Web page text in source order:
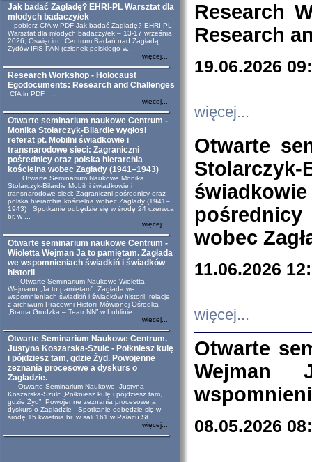
Jak badać Zagładę? EHRI-PL Warsztat dla
młodych badaczy/ek
pobierz CfA w PDF Jak badać Zagładę? EHRI-PL
Warsztat dla młodych badaczy/ek – 13-17 września
2026, Oświęcim Centrum Badań nad Zagładą
Żydów IFiS PAN (członek polskiego w...
więcej...
Research Workshop - Holocaust
Egodocuments: Research and Challenges
CfA in PDF ...
więcej...
Otwarte seminarium naukowe Centrum -
Monika Stolarczyk-Bilardie wygłosi
referat pt. Mobilni świadkowie i
transnarodowe sieci: Zagraniczni
pośrednicy oraz polska hierarchia
kościelna wobec Zagłady (1941–1943)
Otwarte Seminarium Naukowe Monika
Stolarczyk-Bilardie Mobilni świadkowie i
transnarodowe sieci: Zagraniczni pośrednicy oraz
polska hierarchia kościelna wobec Zagłady (1941–
1943) Spotkanie odbędzie się w środę 24 czerwca
br. w ...
więcej...
Otwarte seminarium naukowe Centrum -
Wioletta Wejman Ja to pamiętam. Zagłada
we wspomnieniach świadkiń i świadków
historii
Otwarte Seminarium Naukowe Wioletta
Wejmann „Ja to pamiętam”. Zagłada we
wspomnieniach świadkiń i świadków historii: relacje
z archiwum Pracowni Historii Mówionej Ośrodka
„Brama Grodzka – Teatr NN” w Lublinie ...
więcej...
Otwarte Seminarium Naukowe Centrum.
Justyna Koszarska-Szulc - Połkniesz kulę
i pójdziesz tam, gdzie Żyd. Powojenne
zeznania procesowe a dyskurs o
Zagładzie.
Otwarte Seminarium Naukowe Justyna
Koszarska-Szulc „Połkniesz kulę i pójdziesz tam,
gdzie Żyd”. Powojenne zeznania procesowe a
dyskurs o Zagładzie Spotkanie odbędzie się w
środę 15 kwietnia br. w sali 161 w Pałacu St...
więcej...
Research
Research
19.06.2026
więcej...
Otwarte
wobec
11.06.2026
więcej...
Otwarte
Wejman
08.05.2026